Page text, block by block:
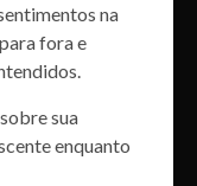
na
fora e
sua
enquanto